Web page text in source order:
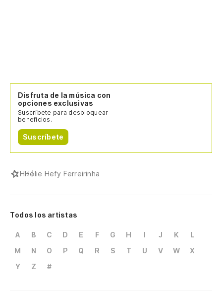
Disfruta de la música con
opciones exclusivas
Suscríbete para desbloquear
beneficios.
Suscríbete
HHélie Hefy Ferreirinha
Todos los artistas
A B C D E F G H I J K
L
M
N O P Q R S T U V W
X
Y
Z #